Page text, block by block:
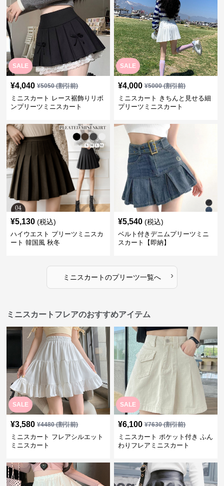
SALE
¥4,040 ¥5050(割引前)
ミニスカート レース裾飾りリボ
ンプリーツミニスカート
SALE
¥4,000 ¥5000(割引前)
ミニスカート きちんと見せる細
プリーツミニスカート
¥5,130 (税込)
ハイウエスト プリーツミニスカ
ート 韓国風 秋冬
¥5,540 (税込)
ベルト付きデニムプリーツミニ
スカート【即納】
ミニスカートのプリーツ一覧へ ›
ミニスカートフレアのおすすめアイテム
SALE
¥3,580 ¥4480(割引前)
ミニスカート フレアシルエット
ミニスカート
SALE
¥6,100 ¥7630(割引前)
ミニスカート ポケット付き ふん
わりフレアミニスカート